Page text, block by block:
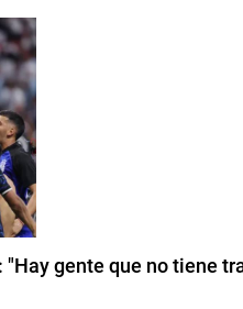
gente que no tiene